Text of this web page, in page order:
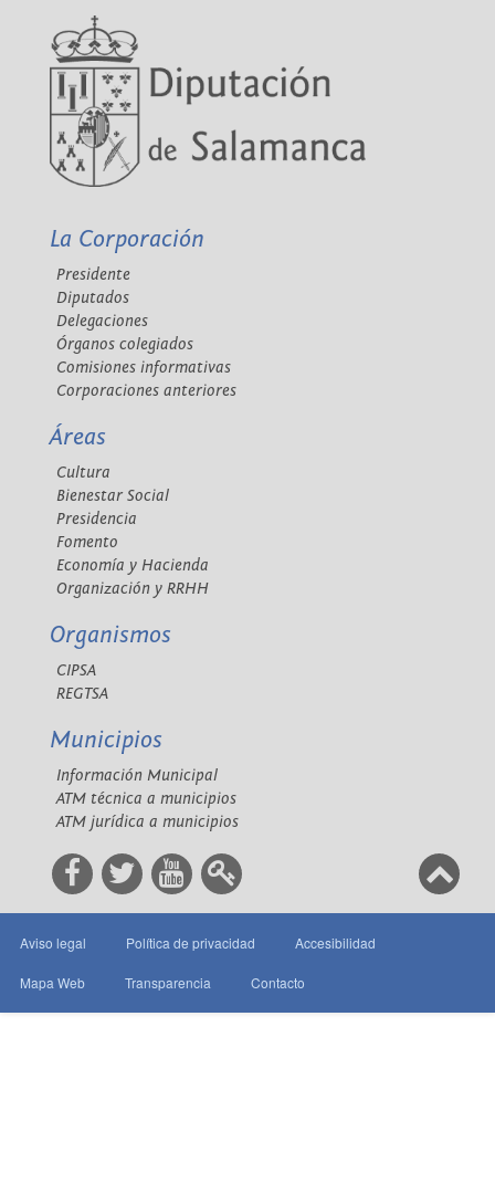
La Corporación
Presidente
Diputados
Delegaciones
Órganos colegiados
Comisiones informativas
Corporaciones anteriores
Áreas
Cultura
Bienestar Social
Presidencia
Fomento
Economía y Hacienda
Organización y RRHH
Organismos
CIPSA
REGTSA
Municipios
Información Municipal
ATM técnica a municipios
ATM jurídica a municipios
Aviso legal Política de privacidad Accesibilidad
Mapa Web Transparencia Contacto